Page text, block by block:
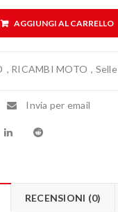
AGGIUNGI AL CARRELLO
, RICAMBI MOTO , Selle
Invia per email
RECENSIONI (0)